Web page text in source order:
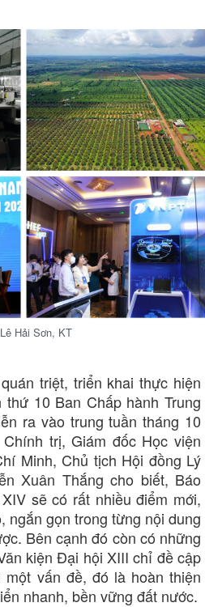
Hải Sơn, KT
triệt, triển khai thực hiện
10 Ban Chấp hành Trung
ra vào trung tuần tháng 10
trị, Giám đốc Học viện
Minh, Chủ tịch Hội đồng Lý
Xuân Thắng cho biết, Báo
sẽ có rất nhiều điểm mới,
ngắn gọn trong từng nội dung
Bên cạnh đó còn có những
kiện Đại hội XIII chỉ đề cập
vấn đề, đó là hoàn thiện
nhanh, bền vững đất nước.